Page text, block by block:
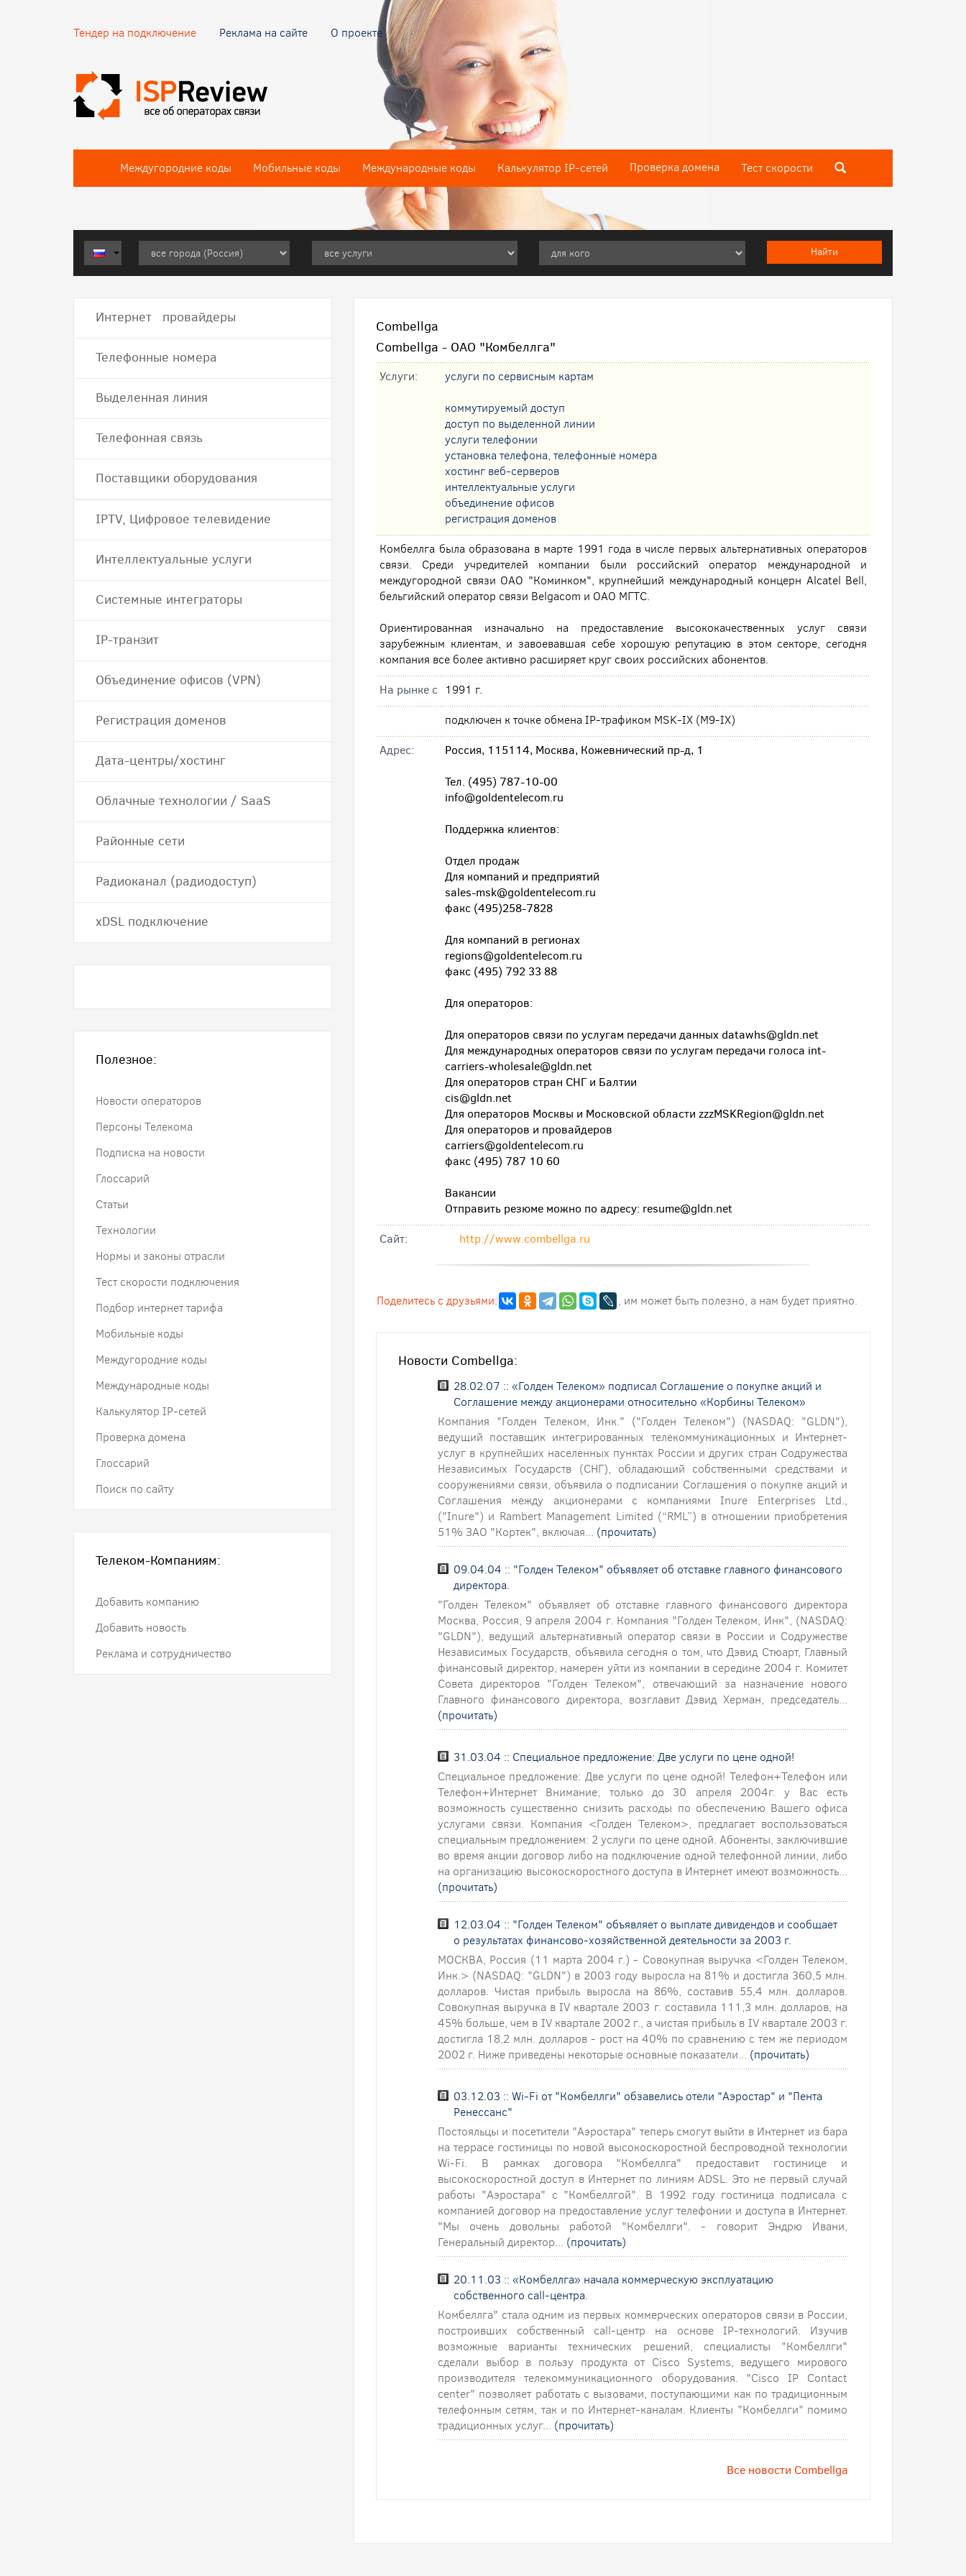
Тендер на подключение Реклама на сайте О проекте
Междугородние коды Мобильные коды Международные коды Калькулятор IP-сетей Проверка домена Тест скороcти
Combellga
Combellga - ОАО "Комбеллга"
Услуги: услуги по сервисным картам
коммутируемый доступ
доступ по выделенной линии
услуги телефонии
установка телефона, телефонные номера
хостинг веб-серверов
интеллектуальные услуги
oбъединение офисов
регистрация доменов
Комбеллга была образована в марте 1991 года в числе первых альтернативных операторов
связи. Среди учредителей компании были российский оператор международной и
междугородной связи ОАО "Коминком", крупнейший международный концерн Alcatel Bell,
бельгийский оператор связи Belgacom и ОАО МГТС.
Ориентированная изначально на предоставление высококачественных услуг связи
зарубежным клиентам, и завоевавшая себе хорошую репутацию в этом секторе, сегодня
компания все более активно расширяет круг своих российских абонентов.
На рынке с 1991 г.
подключен к точке обмена IP-трафиком MSK-IX (M9-IX)
Адрес:
Россия, 115114, Москва, Кожевнический пр-д, 1
Тел. (495) 787-10-00
info@goldentelecom.ru
Поддержка клиентов:
Отдел продаж
Для компаний и предприятий
sales-msk@goldentelecom.ru
факс (495)258-7828
Для компаний в регионах
regions@goldentelecom.ru
факс (495) 792 33 88
Для операторов:
Для операторов связи по услугам передачи данных datawhs@gldn.net
Для международных операторов связи по услугам передачи голоса int-
carriers-wholesale@gldn.net
Для операторов стран СНГ и Балтии
cis@gldn.net
Для операторов Москвы и Московской области zzzMSKRegion@gldn.net
Для операторов и провайдеров
carriers@goldentelecom.ru
факс (495) 787 10 60
Вакансии
Отправить резюме можно по адресу: resume@gldn.net
Cайт:
http://www.combellga.ru
Поделитесь с друзьями: , им может быть полезно, а нам будет приятно.
Новости Combellga:
28.02.07 :: «Голден Телеком» подписал Соглашение о покупке акций и
Соглашение между акционерами относительно «Корбины Телеком»
Компания "Голден Телеком, Инк." ("Голден Телеком") (NASDAQ: "GLDN"),
ведущий поставщик интегрированных телекоммуникационных и Интернет-
услуг в крупнейших населенных пунктах России и других стран Содружества
Независимых Государств (СНГ), обладающий собственными средствами и
сооружениями связи, объявила о подписании Соглашения о покупке акций и
Соглашения между акционерами с компаниями Inure Enterprises Ltd.,
("Inure") и Rambert Management Limited (“RML”) в отношении приобретения
51% ЗАО "Кортек", включая... (прочитать)
09.04.04 :: "Голден Телеком" объявляет об отставке главного финансового
директора.
"Голден Телеком" объявляет об отставке главного финансового директора
Москва, Россия, 9 апреля 2004 г. Компания "Голден Телеком, Инк", (NASDAQ:
"GLDN"), ведущий альтернативный оператор связи в России и Содружестве
Независимых Государств, объявила сегодня о том, что Дэвид Стюарт, Главный
финансовый директор, намерен уйти из компании в середине 2004 г. Комитет
Совета директоров "Голден Телеком", отвечающий за назначение нового
Главного финансового директора, возглавит Дэвид Херман, председатель...
(прочитать)
31.03.04 :: Специальное предложение: Две услуги по цене одной!
Специальное предложение: Две услуги по цене одной! Телефон+Телефон или
Телефон+Интернет Внимание, только до 30 апреля 2004г. у Вас есть
возможность существенно снизить расходы по обеспечению Вашего офиса
услугами связи. Компания <Голден Телеком>, предлагает воспользоваться
специальным предложением: 2 услуги по цене одной. Абоненты, заключившие
во время акции договор либо на подключение одной телефонной линии, либо
на организацию высокоскоростного доступа в Интернет имеют возможность...
(прочитать)
12.03.04 :: "Голден Телеком" объявляет о выплате дивидендов и сообщает
о результатах финансово-хозяйственной деятельности зa 2003 г.
МОСКВА, Россия (11 марта 2004 г.) - Совокупная выручка <Голден Телеком,
Инк.> (NASDAQ: "GLDN") в 2003 году выросла на 81% и достигла 360,5 млн.
долларов. Чистая прибыль выросла на 86%, составив 55,4 млн. долларов.
Совокупная выручка в IV квартале 2003 г. составила 111,3 млн. долларов, на
45% больше, чем в IV квартале 2002 г., а чистая прибыль в IV квартале 2003 г.
достигла 18,2 млн. долларов - рост на 40% по сравнению с тем же периодом
2002 г. Ниже приведены некоторые основные показатели... (прочитать)
03.12.03 :: Wi-Fi от "Комбеллги" обзавелись отели "Аэростар" и "Пента
Ренессанс"
Постояльцы и посетители "Аэростара" теперь смогут выйти в Интернет из бара
на террасе гостиницы по новой высокоскоростной беспроводной технологии
Wi-Fi. В рамках договора "Комбеллга" предоставит гостинице и
высокоскоростной доступ в Интернет по линиям ADSL. Это не первый случай
работы "Аэростара" с "Комбеллгой". В 1992 году гостиница подписала с
компанией договор на предоставление услуг телефонии и доступа в Интернет.
"Мы очень довольны работой "Комбеллги". - говорит Эндрю Ивани,
Генеральный директор... (прочитать)
20.11.03 :: «Комбеллга» начала коммерческую эксплуатацию
собственного call-центра.
Комбеллга" стала одним из первых коммерческих операторов связи в России,
построивших собственный сall-центр на основе IP-технологий. Изучив
возможные варианты технических решений, специалисты "Комбеллги"
сделали выбор в пользу продукта от Cisco Systems, ведущего мирового
производителя телекоммуникационного оборудования. "Cisco IP Contact
center" позволяет работать с вызовами, поступающими как по традиционным
телефонным сетям, так и по Интернет-каналам. Клиенты "Комбеллги" помимо
традиционных услуг... (прочитать)
Все новости Combellga
Интернет провайдеры
Телефонные номера
Выделенная линия
Телефонная связь
Поставщики оборудования
IPTV, Цифровое телевидение
Интеллектуальные услуги
Системные интеграторы
IP-транзит
Объединение офисов (VPN)
Регистрация доменов
Дата-центры/хостинг
Облачные технологии / SaaS
Районные сети
Радиоканал (радиодоступ)
хDSL подключение
Полезное:
Новости операторов
Персоны Телекома
Подписка на новости
Глоссарий
Статьи
Технологии
Нормы и законы отрасли
Тест скорости подключения
Подбор интернет тарифа
Мобильные коды
Междугородние коды
Международные коды
Калькулятор IP-сетей
Проверка домена
Глоссарий
Поиск по сайту
Телеком-Компаниям:
Добавить компанию
Добавить новость
Реклама и сотрудничество